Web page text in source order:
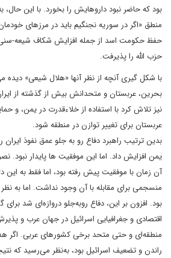
بود که حاضر نبود داروهایش را بخورد. با این حال،
منطق «اگر در سوریه نجنگیم باید در مرزهای
حفظ حکومت اسد از جمله افزایش شکاف شیعه-سنی
حزب الله را پذیرفت.
با شکل گیری آنچه از نظر آنها «هلال شیعی» دیده
بحرین، عربستان و متحدانش بیش از گذشته از
نیز تلاش کرد با استفاده از خلاء‌قدرت در یمن،‌ و
عربستان برای تغییر توازن در منطقه شود.
بدین ترتیب راهبرد دفاع رو به جلو عمق نفوذ ایران
یمن افزایش داد. اما این موفقیت ها پایدار نبود.
آن زمان با موفقیت پیش رفته بود، اما فقط به این
منسجمی برای مقابله با آن وجود نداشت. اما به
بود. افزون بر این، دفاع روبه‌جلو دروازه‌ای شد
اقتصادی و جغرافیایی اسرائیل در جهان عرب و
منطقه‌ای و حتی متحد برخی کشورهای عربی. اگر
راندن و تضعیف اسرائیل بود، به‌نظر می‌رسید که